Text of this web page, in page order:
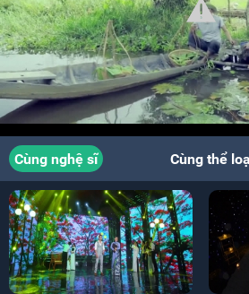
Cùng nghệ sĩ Cùng thể